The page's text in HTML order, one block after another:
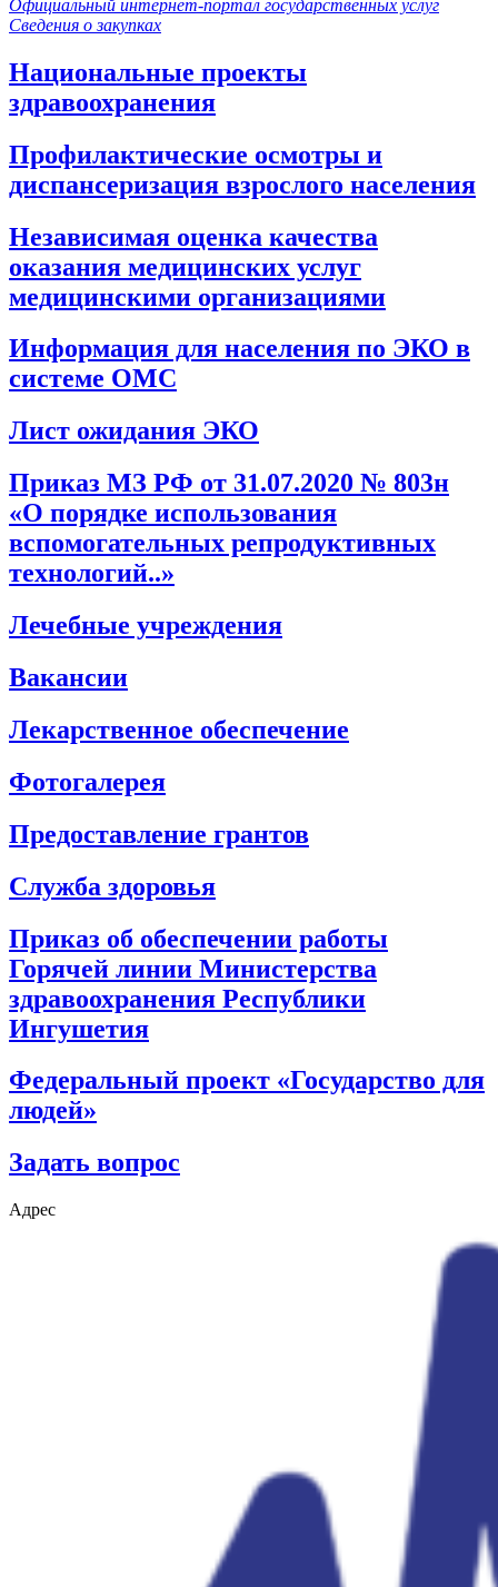
Официальный интернет-портал государственных услуг
Сведения о закупках
Национальные проекты
здравоохранения
Профилактические осмотры и
диспансеризация взрослого населения
Независимая оценка качества
оказания медицинских услуг
медицинскими организациями
Информация для населения по ЭКО в
системе ОМС
Лист ожидания ЭКО
Приказ МЗ РФ от 31.07.2020 № 803н
«О порядке использования
вспомогательных репродуктивных
технологий..»
Лечебные учреждения
Вакансии
Лекарственное обеспечение
Фотогалерея
Предоставление грантов
Служба здоровья
Приказ об обеспечении работы
Горячей линии Министерства
здравоохранения Республики
Ингушетия
Федеральный проект «Государство для
людей»
Задать вопрос
Адрес